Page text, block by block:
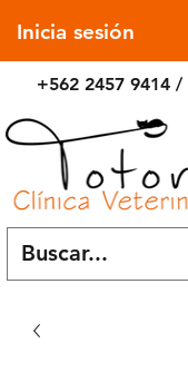
Inicia sesión
+562 2457 9414 /